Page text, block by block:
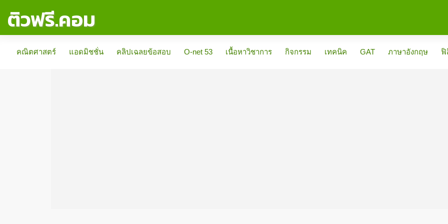
ติวฟรี.คอม
คณิตศาสตร์
แอดมิชชั่น คลิปเฉลยข้อสอบ O-net 53 เนื้อหาวิชาการ กิจกรรม เทคนิค GAT ภาษาอังกฤษ ฟิ